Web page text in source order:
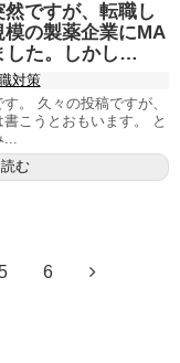
然ですが、転職し
模の製薬企業にMA
した。しかし…
対策
。 久々の投稿ですが、
こうとおもいます。 と
...
む
6